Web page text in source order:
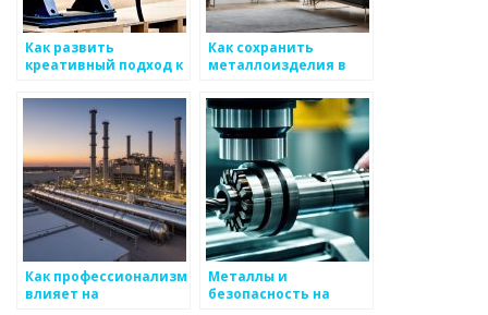
Как развить
креативный подход к
Как сохранить
металлоизделия в
состоянии
Как профессионализм
влияет на
Металлы и
безопасность на